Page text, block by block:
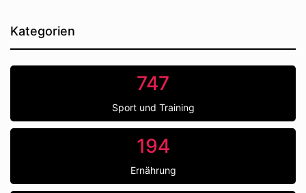
Kategorien
747
Sport und Training
194
Ernährung